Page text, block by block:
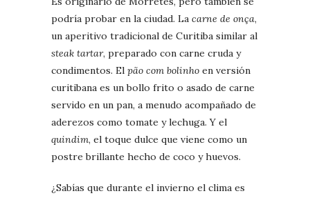
podría probar en la ciudad. La carne de onça,
un aperitivo tradicional de Curitiba similar al
steak tartar, preparado con carne cruda y
condimentos. El pão com bolinho en versión
curitibana es un bollo frito o asado de carne
servido en un pan, a menudo acompañado de
aderezos como tomate y lechuga. Y el
quindim, el toque dulce que viene como un
postre brillante hecho de coco y huevos.
¿Sabías que durante el invierno el clima es